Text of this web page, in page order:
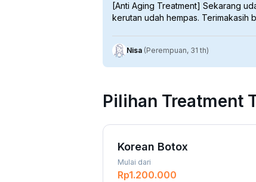
[Anti Aging Treatment] Sekarang
kerutan udah hempas. Terimakasih
Nisa (Perempuan, 31 th)
Pilihan Treatment
Korean Botox
Mulai dari
Rp1.200.000